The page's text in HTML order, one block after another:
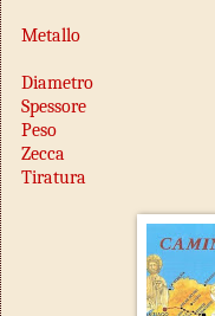
Metallo
Diametro
Spessore
Peso
Zecca
Tiratura